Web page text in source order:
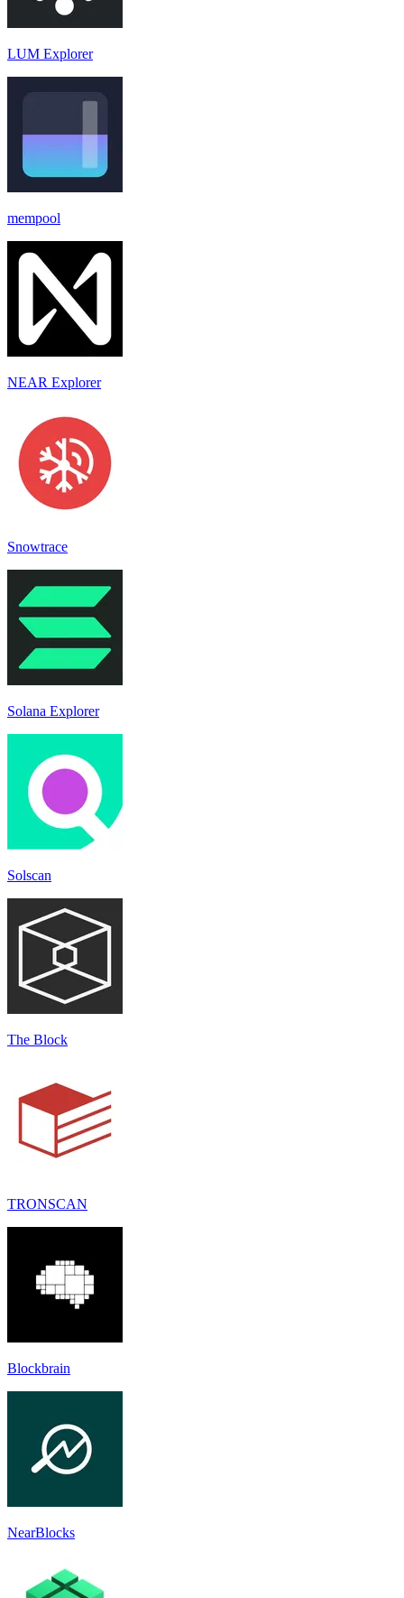
LUM Explorer
mempool
NEAR Explorer
Snowtrace
Solana Explorer
Solscan
The Block
TRONSCAN
Blockbrain
NearBlocks